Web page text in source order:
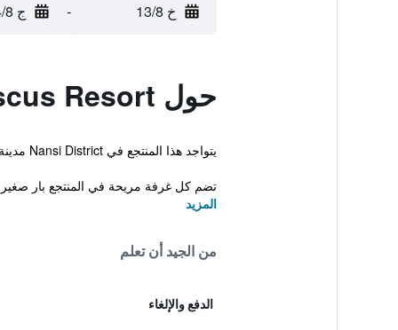
خ 13/8 - ج 14/8
حول Hibiscus Resort
يتواجد هذا المنتجع في Nansi District مدينة تاينان، و يقدم تراس، حديقة وكرة الطاولة. يوفر المنتجع إقامة ذات 4 نجوم وغرفاً مكيفة.
تضم كل غرفة مريحة في المنتجع بار
المزيد
من الجيد أن تعلم
الدفع والإلغاء